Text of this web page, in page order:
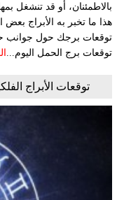
بالاطمئنان، أو قد تنشغل
هذا ما تخبر به الأبراج
توقعات برجك حول جوانب
توقعات برج الحمل اليوم...
توقعات الأبراج الفلكية اليوم